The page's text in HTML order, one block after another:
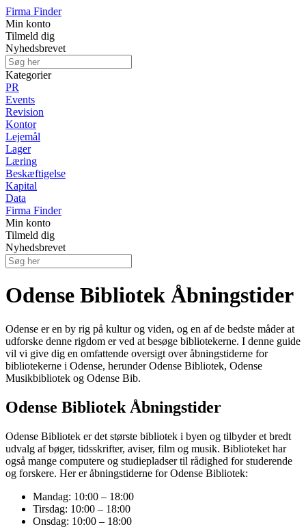
Firma Finder
Min konto
Tilmeld dig
Nyhedsbrevet
Kategorier
PR
Events
Revision
Kontor
Lejemål
Lager
Læring
Beskæftigelse
Kapital
Data
Firma Finder
Min konto
Tilmeld dig
Nyhedsbrevet
Odense Bibliotek Åbningstider
Odense er en by rig på kultur og viden, og en af de bedste måder at
udforske denne rigdom er ved at besøge bibliotekerne. I denne guide
vil vi give dig en omfattende oversigt over åbningstiderne for
bibliotekerne i Odense, herunder Odense Bibliotek, Odense
Musikbibliotek og Odense Bib.
Odense Bibliotek Åbningstider
Odense Bibliotek er det største bibliotek i byen og tilbyder et bredt
udvalg af bøger, tidsskrifter, aviser, film og musik. Biblioteket har
også mange computere og studiepladser til rådighed for studerende
og forskere. Her er åbningstiderne for Odense Bibliotek:
Mandag: 10:00 – 18:00
Tirsdag: 10:00 – 18:00
Onsdag: 10:00 – 18:00